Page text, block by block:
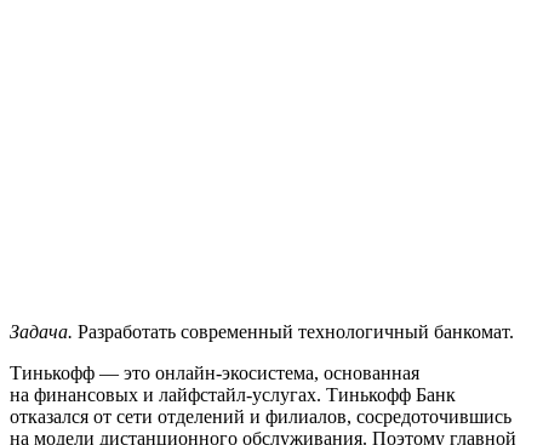
Задача. Разработать современный технологичный банкомат.
Тинькофф — это онлайн-экосистема, основанная
на финансовых и лайфстайл-услугах. Тинькофф Банк
отказался от сети отделений и филиалов, сосредоточившись
на модели дистанционного обслуживания. Поэтому главной